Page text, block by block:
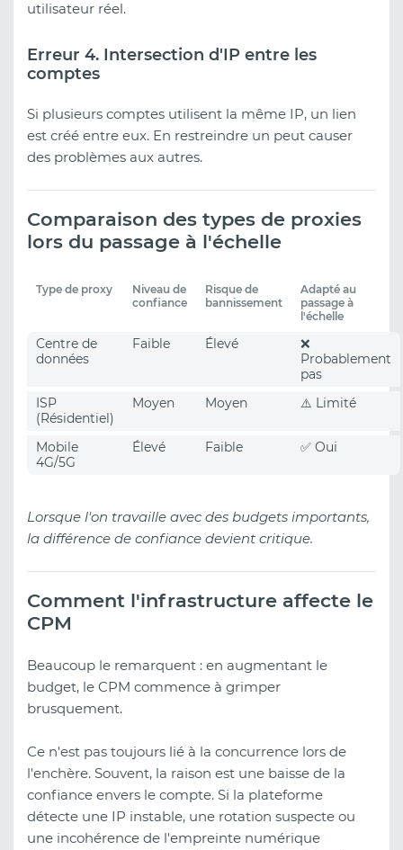
utilisateur réel.
Erreur 4. Intersection d'IP entre les
comptes
Si plusieurs comptes utilisent la même IP, un lien
est créé entre eux. En restreindre un peut causer
des problèmes aux autres.
Comparaison des types de proxies
lors du passage à l'échelle
Type de proxy
Niveau de
confiance
Risque de
bannissement
Adapté au
passage à
l'échelle
Centre de
données
Faible Élevé
❌
Probablement
pas
ISP
(Résidentiel)
Moyen Moyen ⚠️ Limité
Mobile
4G/5G
Élevé Faible ✅ Oui
Lorsque l'on travaille avec des budgets importants,
la différence de confiance devient critique.
Comment l'infrastructure affecte le
CPM
Beaucoup le remarquent : en augmentant le
budget, le CPM commence à grimper
brusquement.
Ce n'est pas toujours lié à la concurrence lors de
l'enchère. Souvent, la raison est une baisse de la
confiance envers le compte. Si la plateforme
détecte une IP instable, une rotation suspecte ou
une incohérence de l'empreinte numérique